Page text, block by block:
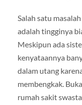
Salah satu
adalah tingginya
Meskipun ada
kenyataannya
dalam utang
membengkak.
rumah sakit